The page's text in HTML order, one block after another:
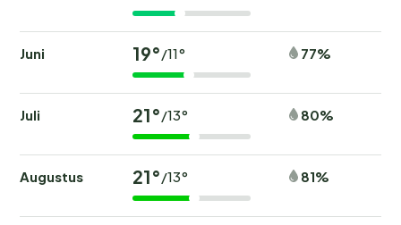
Juni 19°/11° 77%
Juli 21°/13° 80%
Augustus 21°/13° 81%